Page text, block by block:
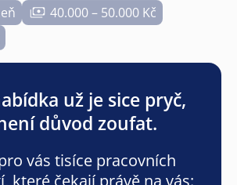
40.000 – 50.000 Kč
už je sice pryč,
důvod zoufat.
vás tisíce pracovních
které čekají právě na vás: